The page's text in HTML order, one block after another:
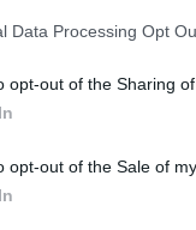
Data Processing Opt
opt-out of the Sharing
opt-out of the Sale of
Hatóság